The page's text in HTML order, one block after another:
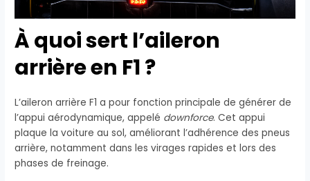
À quoi sert l’aileron
arrière en F1 ?
L’aileron arrière F1 a pour fonction principale de générer de
l’appui aérodynamique, appelé downforce. Cet appui
plaque la voiture au sol, améliorant l’adhérence des pneus
arrière, notamment dans les virages rapides et lors des
phases de freinage.